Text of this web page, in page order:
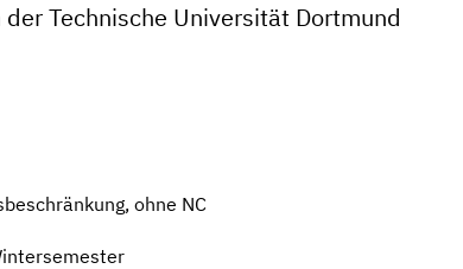
Technische Universität Dortmund
ohne NC